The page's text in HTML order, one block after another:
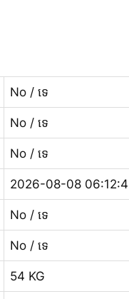
No / ទេ
No / ទេ
No / ទេ
2026-08-08
No / ទេ
No / ទេ
54 KG